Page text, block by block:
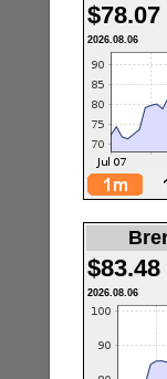
$78.07
2026.08.06
$83.48
2026.08.06